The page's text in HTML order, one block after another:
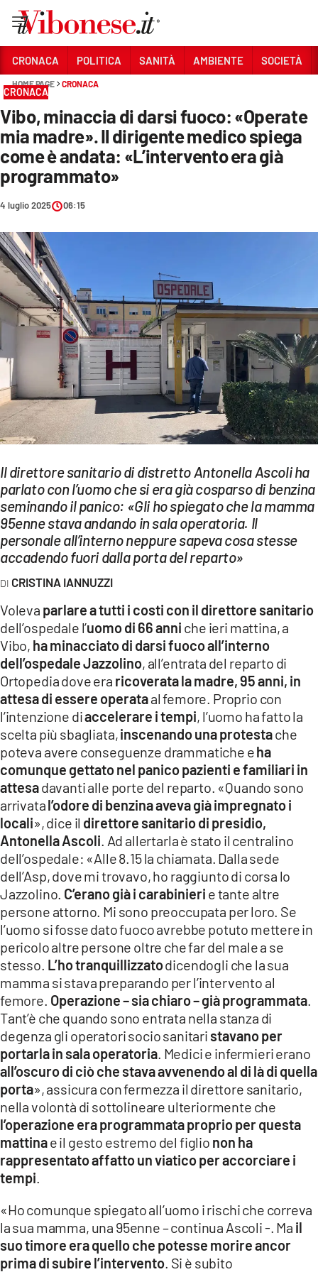
Sezioni
CRONACA
POLITICA
SANITÀ
AMBIENTE
SOCIETÀ
CULTURA
ECONOMIA E LAVORO
EVENTI
Streaming
LAC TV
LAC ONAIR
LaC
Network
LACPLAY.IT
LACONAIR.IT
LACITYMAG.IT
ILREGGINO.IT
COSENZACHANNEL.IT
ILVIBONESE.IT
CATANZAROCHANNEL.IT
LACAPITALENEWS.IT
App
ANDROID
APPLE
CRONACA POLITICA SANITÀ AMBIENTE SOCIETÀ
HOME PAGE CRONACA
CRONACA
Vibo, minaccia di darsi fuoco: «Operate
mia madre». Il dirigente medico spiega
come è andata: «L’intervento era già
programmato»
4 luglio 2025 06:15
Il direttore sanitario di distretto Antonella Ascoli ha
parlato con l’uomo che si era già cosparso di benzina
seminando il panico: «Gli ho spiegato che la mamma
95enne stava andando in sala operatoria. Il
personale all’interno neppure sapeva cosa stesse
accadendo fuori dalla porta del reparto»
CRISTINA IANNUZZI
Voleva parlare a tutti i costi con il direttore sanitario
dell’ospedale l’uomo di 66 anni che ieri mattina, a
Vibo, ha minacciato di darsi fuoco all’interno
dell’ospedale Jazzolino, all’entrata del reparto di
Ortopedia dove era ricoverata la madre, 95 anni, in
attesa di essere operataal femore. Proprio con
l’intenzione diaccelerare i tempi, l’uomo ha fatto la
scelta più sbagliata,inscenando una protestache
poteva avere conseguenze drammatiche eha
comunque gettato nel panico pazienti e familiari in
attesadavanti alle porte del reparto. «Quando sono
arrivatal’odore di benzina aveva già impregnato i
locali», dice il direttore sanitario di presidio,
Antonella Ascoli . Ad allertarla è stato il centralino
dell’ospedale: «Alle 8.15 la chiamata. Dalla sede
dell’Asp, dove mi trovavo, ho raggiunto di corsa lo
Jazzolino. C’erano già i carabinieri e tante altre
persone attorno. Mi sono preoccupata per loro. Se
l’uomo si fosse dato fuoco avrebbe potuto mettere in
pericolo altre persone oltre che far del male a se
stesso. L’ho tranquillizzatodicendogli che la sua
mamma si stava preparando per l’intervento al
femore. Operazione – sia chiaro – già programmata.
Tant’è che quando sono entrata nella stanza di
degenza gli operatori socio sanitari stavano per
portarla in sala operatoria . Medici e infermieri erano
all’oscuro di ciò che stava avvenendo al di là di quella
porta», assicura con fermezza il direttore sanitario,
nella volontà di sottolineare ulteriormente che
l’operazione era programmata proprio per questa
mattinae il gesto estremo del figlio non ha
rappresentato affatto un viatico per accorciare i
tempi
«Ho comunque spiegato all’uomo i rischi che correva
la sua mamma, una 95enne – continua Ascoli -. Ma il
suo timore era quello che potesse morire ancor
prima di subire l’intervento . Si è subito